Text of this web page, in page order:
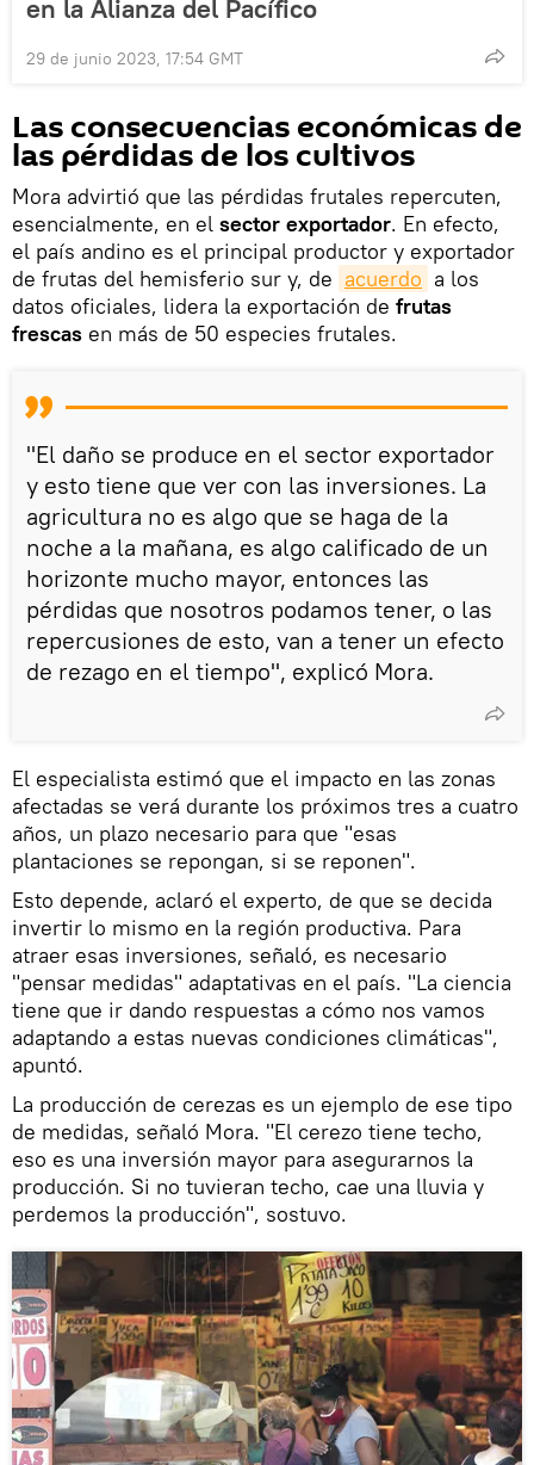
en la Alianza del Pacífico
29 de junio 2023, 17:54 GMT
Las consecuencias económicas de
las pérdidas de los cultivos
Mora advirtió que las pérdidas frutales repercuten,
esencialmente, en el sector exportador. En efecto,
el país andino es el principal productor y exportador
de frutas del hemisferio sur y, de acuerdo a los
datos oficiales, lidera la exportación de frutas
frescas en más de 50 especies frutales.
"El daño se produce en el sector exportador
y esto tiene que ver con las inversiones. La
agricultura no es algo que se haga de la
noche a la mañana, es algo calificado de un
horizonte mucho mayor, entonces las
pérdidas que nosotros podamos tener, o las
repercusiones de esto, van a tener un efecto
de rezago en el tiempo", explicó Mora.
El especialista estimó que el impacto en las zonas
afectadas se verá durante los próximos tres a cuatro
años, un plazo necesario para que "esas
plantaciones se repongan, si se reponen".
Esto depende, aclaró el experto, de que se decida
invertir lo mismo en la región productiva. Para
atraer esas inversiones, señaló, es necesario
"pensar medidas" adaptativas en el país. "La ciencia
tiene que ir dando respuestas a cómo nos vamos
adaptando a estas nuevas condiciones climáticas",
apuntó.
La producción de cerezas es un ejemplo de ese tipo
de medidas, señaló Mora. "El cerezo tiene techo,
eso es una inversión mayor para asegurarnos la
producción. Si no tuvieran techo, cae una lluvia y
perdemos la producción", sostuvo.